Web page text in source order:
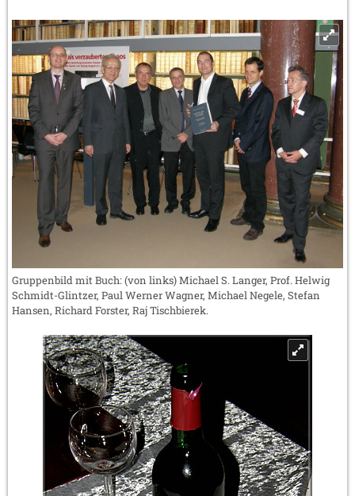
Gruppenbild mit Buch: (von links) Michael S. Langer, Prof. Helwig
Schmidt-Glintzer, Paul Werner Wagner, Michael Negele, Stefan
Hansen, Richard Forster, Raj Tischbierek.